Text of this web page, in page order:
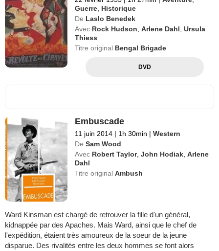
Guerre Historique
De Laslo Benedek
Avec Rock Hudson ,Arlene Dahl ,Ursula
Thiess
Titre original Bengal Brigade
DVD
Embuscade
11 juin 2014 | 1h 30min | Western
De Sam Wood
Avec Robert Taylor,John Hodiak ,Arlene
Dahl
Titre originalAmbush
Ward Kinsman est chargé de retrouver la fille d'un général,
kidnappée par des Apaches. Mais Ward, ainsi que le chef de
l'expédition, étaient très amoureux de la soeur de la jeune
disparue. Des rivalités entre les deux hommes se font alors